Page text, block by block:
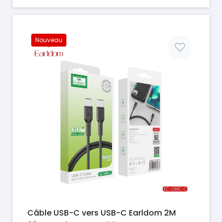
Nouveau
Prix
Câble USB-C vers USB-C Earldom 2M